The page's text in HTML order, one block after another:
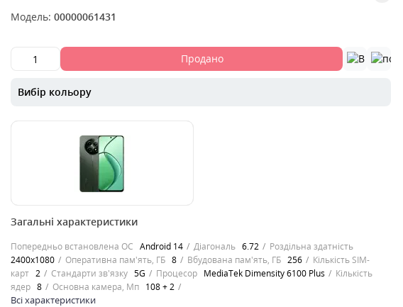
Модель: 00000061431
Продано
Вибір кольору
Стильний преміум-
смартфонСмартфон Realme 12 5G,
створений у стилі розкішного
аксесуара, неодмінно пр..
0
8999 грн.
Загальні характеристики
Попередньо встановлена ОС Android 14 Діагональ 6.72
Роздільна здатність
2400х1080
Оперативна пам'ять, ГБ 8 Вбудована пам'ять, ГБ 256
Кількість SIM-
карт 2 Стандарти зв'язку 5G Процесор MediaTek Dimensity 6100 Plus
Кількість
ядер 8 Основна камера, Мп 108 + 2
Всі характеристики